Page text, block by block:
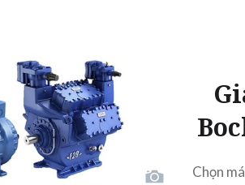
Chọn